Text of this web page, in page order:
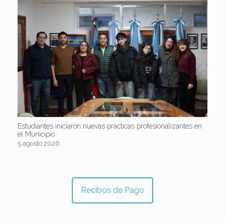
Estudiantes iniciaron nuevas prácticas profesionalizantes en
el Municipio
5 agosto 2026
Recibos de Pago